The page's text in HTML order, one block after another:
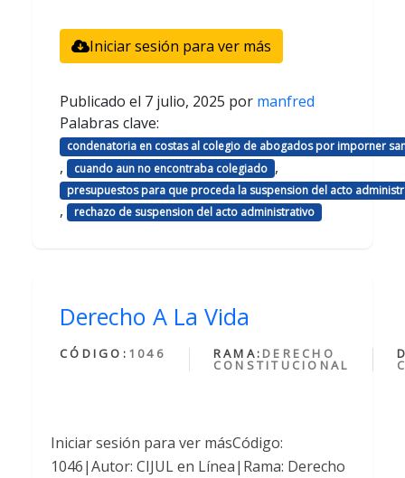
Iniciar sesión para ver más
Publicado el 7 julio, 2025 por manfred
Palabras clave:
condenatoria en costas al colegio de abogados por imporner
, cuando aun no encontraba colegiado ,
presupuestos para que proceda la suspension del acto
, rechazo de suspension del acto administrativo
Derecho A La Vida
CÓDIGO: 1046 RAMA: DERECHO
CONSTITUCIONAL
Iniciar sesión para ver másCódigo:
1046|Autor: CIJUL en Línea|Rama: Derecho